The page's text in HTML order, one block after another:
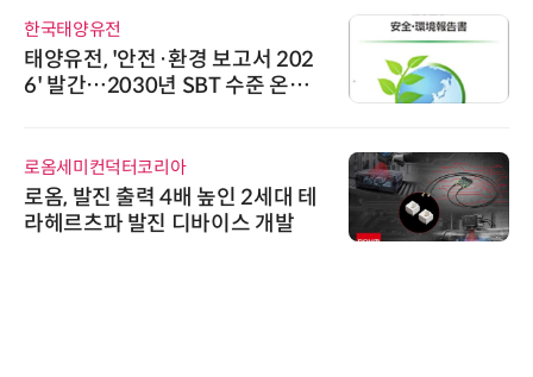
한국태양유전
태양유전, '안전·환경 보고서 202
6' 발간…2030년 SBT 수준 온실
로옴세미컨덕터코리아
로옴, 발진 출력 4배 높인 2세대 테
라헤르츠파 발진 디바이스 개발